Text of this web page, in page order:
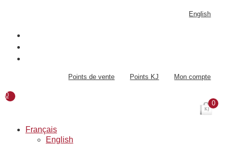
English
Points de vente Points KJ Mon compte
0
0
Français
English